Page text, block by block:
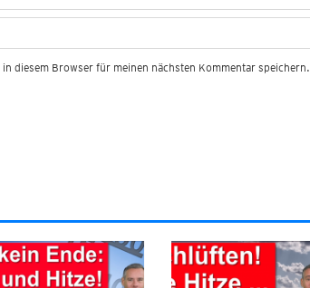
in diesem Browser für meinen nächsten Kommentar speichern.